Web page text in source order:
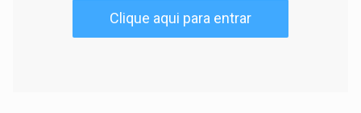
Clique aqui para entrar